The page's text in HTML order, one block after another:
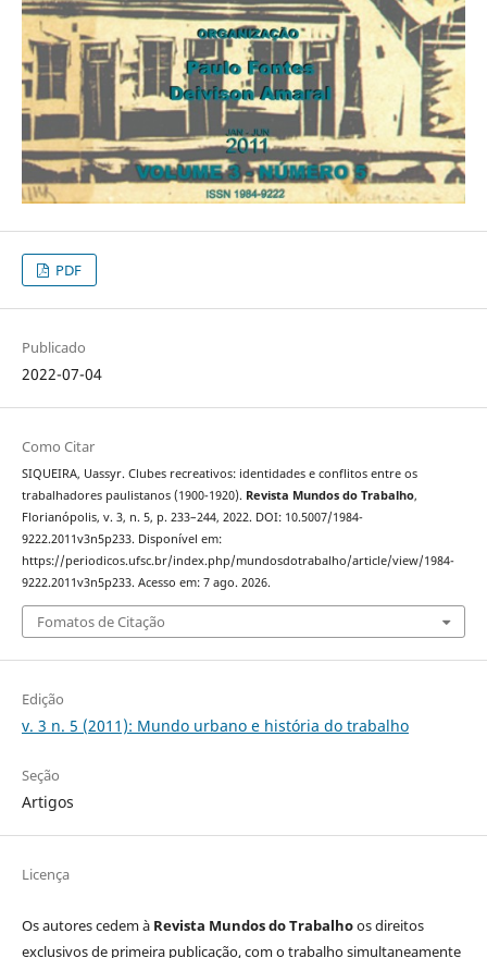
PDF
Publicado
2022-07-04
Como Citar
SIQUEIRA, Uassyr. Clubes recreativos: identidades e conflitos entre os
trabalhadores paulistanos (1900-1920). Revista Mundos do Trabalho,
Florianópolis, v. 3, n. 5, p. 233–244, 2022. DOI: 10.5007/1984-
9222.2011v3n5p233. Disponível em:
https://periodicos.ufsc.br/index.php/mundosdotrabalho/article/view/1984-
9222.2011v3n5p233. Acesso em: 7 ago. 2026.
Fomatos de Citação
Edição
v. 3 n. 5 (2011): Mundo urbano e história do trabalho
Seção
Artigos
Licença
Os autores cedem à Revista Mundos do Trabalhoos direitos
exclusivos de primeira publicação, com o trabalho simultaneamente